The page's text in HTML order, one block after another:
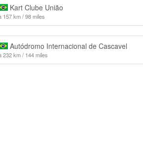
Kart Clube União
157 km / 98 miles
Autódromo Internacional de Cascavel
232 km / 144 miles